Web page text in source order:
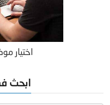
اختيار
ابحث